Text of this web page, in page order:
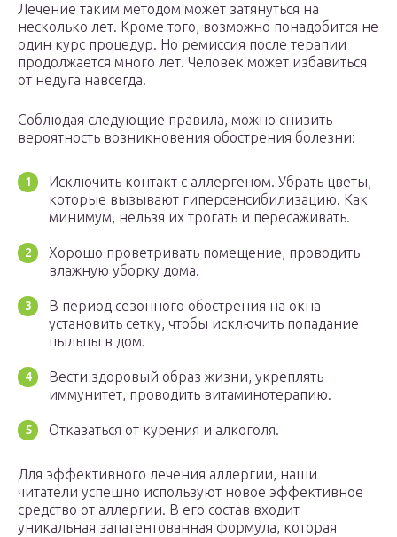
Лечение таким методом может затянуться на
несколько лет. Кроме того, возможно понадобится не
один курс процедур. Но ремиссия после терапии
продолжается много лет. Человек может избавиться
от недуга навсегда.
Соблюдая следующие правила, можно снизить
вероятность возникновения обострения болезни:
Исключить контакт с аллергеном. Убрать цветы,
которые вызывают гиперсенсибилизацию. Как
минимум, нельзя их трогать и пересаживать.
Хорошо проветривать помещение, проводить
влажную уборку дома.
В период сезонного обострения на окна
установить сетку, чтобы исключить попадание
пыльцы в дом.
Вести здоровый образ жизни, укреплять
иммунитет, проводить витаминотерапию.
Отказаться от курения и алкоголя.
Для эффективного лечения аллергии, наши
читатели успешно используют новое эффективное
средство от аллергии. В его состав входит
уникальная запатентованная формула, которая